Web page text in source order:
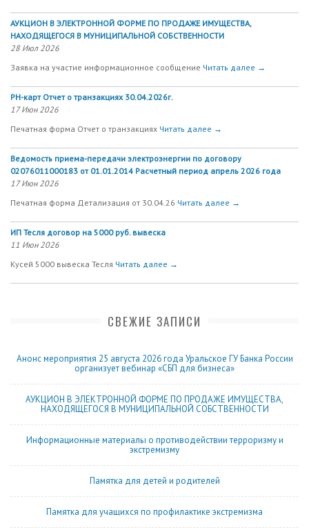
АУКЦИОН В ЭЛЕКТРОННОЙ ФОРМЕ ПО ПРОДАЖЕ ИМУЩЕСТВА,
НАХОДЯЩЕГОСЯ В МУНИЦИПАЛЬНОЙ СОБСТВЕННОСТИ
28 Июл 2026
Заявка на участие информационное сообщение Читать далее →
РН-карт Отчет о транзакциях 30.04.2026г.
17 Июн 2026
Печатная форма Отчет о транзакциях Читать далее →
Ведомость приема-передачи электроэнергии по договору
02076011000183 от 01.01.2014 Расчетный период апрель 2026 года
17 Июн 2026
Печатная форма Детализация от 30.04.26 Читать далее →
ИП Тесля договор на 5000 руб. вывеска
11 Июн 2026
Кусей 5000 вывеска Тесля Читать далее →
СВЕЖИЕ ЗАПИСИ
Анонс мероприятия 25 августа 2026 года Уральское ГУ Банка России
организует вебинар «СБП для бизнеса»
АУКЦИОН В ЭЛЕКТРОННОЙ ФОРМЕ ПО ПРОДАЖЕ ИМУЩЕСТВА,
НАХОДЯЩЕГОСЯ В МУНИЦИПАЛЬНОЙ СОБСТВЕННОСТИ
Информационные материалы о противодействии терроризму и
экстремизму
Памятка для детей и родителей
Памятка для учащихся по профилактике экстремизма